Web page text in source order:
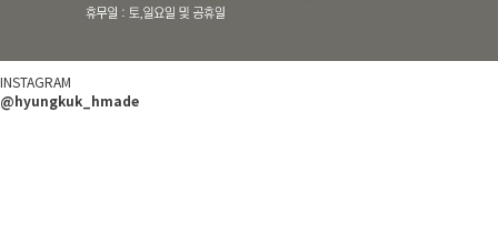
INSTAGRAM
@hyungkuk_hmade